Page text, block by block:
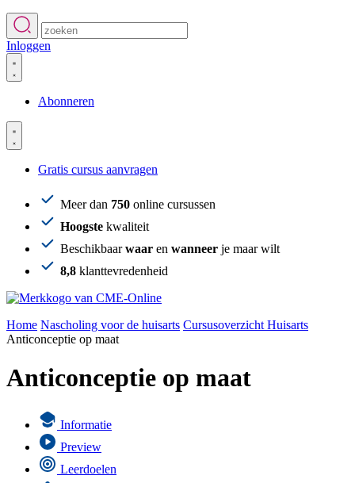
Inloggen
Abonneren
Gratis cursus aanvragen
Meer dan 750 online cursussen
Hoogste kwaliteit
Beschikbaarwaar en wanneer je maar wilt
8,8 klanttevredenheid
Home Nascholing voor de huisarts Cursusoverzicht Huisarts
Anticonceptie op maat
Anticonceptie op maat
Informatie
Preview
Leerdoelen